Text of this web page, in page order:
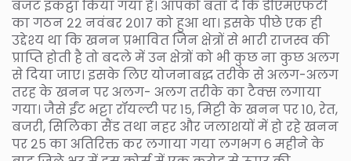
बजट इकट्ठा किया गया है। आपको बता दें कि डीएमएफटी
का गठन २२ नवंबर २०१७ को हुआ था। इसके पीछे एक ही
उद्देश्य था कि खनन प्रभावित जिन क्षेत्रों से भारी राजस्व की
प्राप्ति होती है तो बदले में उन क्षेत्रों को भी कुछ ना कुछ अलग
से दिया जाए। इसके लिए योजनाबद्ध तरीके से अलग-अलग
तरह के खनन पर अलग- अलग तरीके का टैक्स लगाया
गया। जैसे ईंट भट्टा रॉयल्टी पर १५, मिट्टी के खनन पर १०, रेत,
बजरी, सिलिका सैंड तथा नहर और जलाशयों में हो रहे खनन
पर २५ का अतिरिक्त कर लगाया गया लगभग ६ महीने के